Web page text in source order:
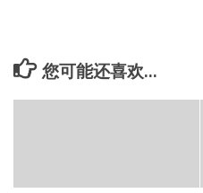
您可能还喜欢...